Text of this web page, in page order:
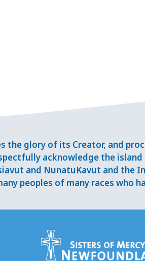
the glory of its Creator, and
acknowledge the
and NunatuKavut and the
peoples of many races who